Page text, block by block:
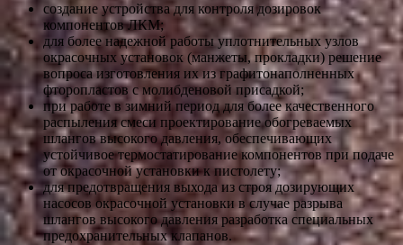
создание устройства для контроля дозировок
компонентов ЛКМ;
для более надежной работы уплотнительных узлов
окрасочных установок (манжеты, прокладки) решение
вопроса изготовления их из графитонаполненных
фторопластов с молибденовой присадкой;
при работе в зимний период для более качественного
распыления смеси проектирование обогреваемых
шлангов высокого давления, обеспечивающих
устойчивое термостатирование компонентов при подаче
от окрасочной установки к пистолету;
для предотвращения выхода из строя дозирующих
насосов окрасочной установки в случае разрыва
шлангов высокого давления разработка специальных
предохранительных клапанов.